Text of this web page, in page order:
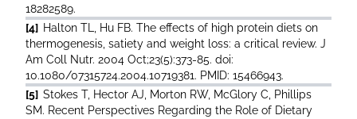
18282589.
[4] Halton TL, Hu FB. The effects of high protein diets on
thermogenesis, satiety and weight loss: a critical review. J
Am Coll Nutr. 2004 Oct;23(5):373-85. doi:
10.1080/07315724.2004.10719381. PMID: 15466943.
[5] Stokes T, Hector AJ, Morton RW, McGlory C, Phillips
SM. Recent Perspectives Regarding the Role of Dietary